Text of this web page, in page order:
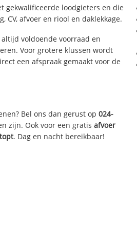
gekwalificeerde loodgieters en die
afvoer en riool en daklekkage.
voldoende voorraad en
Voor grotere klussen wordt
een afspraak gemaakt voor de
Bel ons dan gerust op024-
zijn. Ook voor een gratisafvoer
. Dag en nacht bereikbaar!